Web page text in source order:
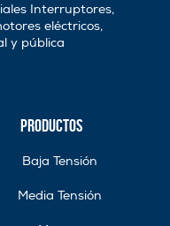
Interruptores,
eléctricos,
y pública
Productos
Baja Tensión
Media Tensión